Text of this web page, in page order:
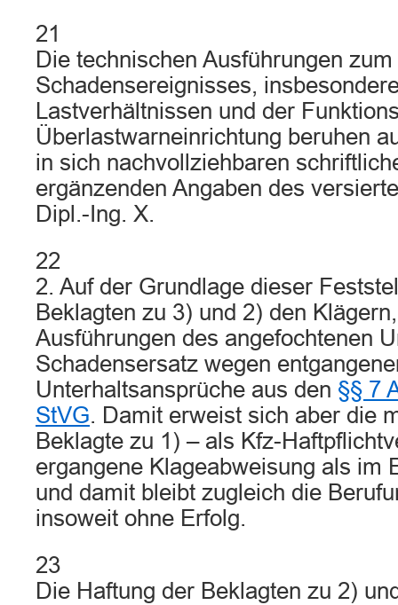
21
Die technischen Ausführungen
Schadensereignisses,
Lastverhältnissen und der
Überlastwarneinrichtung beruhen
in sich nachvollziehbaren
ergänzenden Angaben des
Dipl.-Ing. X.
22
2. Auf der Grundlage dieser
Beklagten zu 3) und 2) den
Ausführungen des angefochtenen
Schadensersatz wegen
Unterhaltsansprüche aus den §§ 7
StVG. Damit erweist sich aber die
Beklagte zu 1) – als Kfz-
ergangene Klageabweisung als im
und damit bleibt zugleich die
insoweit ohne Erfolg.
23
Die Haftung der Beklagten zu 2)